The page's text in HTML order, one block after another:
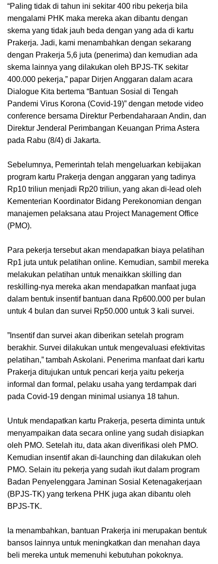
“Paling tidak di tahun ini sekitar 400 ribu pekerja bila
mengalami PHK maka mereka akan dibantu dengan
skema yang tidak jauh beda dengan yang ada di kartu
Prakerja. Jadi, kami menambahkan dengan sekarang
dengan Prakerja 5,6 juta (penerima) dan kemudian ada
skema lainnya yang dilakukan oleh BPJS-TK sekitar
400.000 pekerja,” papar Dirjen Anggaran dalam acara
Dialogue Kita bertema “Bantuan Sosial di Tengah
Pandemi Virus Korona (Covid-19)” dengan metode video
conference bersama Direktur Perbendaharaan Andin, dan
Direktur Jenderal Perimbangan Keuangan Prima Astera
pada Rabu (8/4) di Jakarta.
Sebelumnya, Pemerintah telah mengeluarkan kebijakan
program kartu Prakerja dengan anggaran yang tadinya
Rp10 triliun menjadi Rp20 triliun, yang akan di-lead oleh
Kementerian Koordinator Bidang Perekonomian dengan
manajemen pelaksana atau Project Management Office
(PMO).
Para pekerja tersebut akan mendapatkan biaya pelatihan
Rp1 juta untuk pelatihan online. Kemudian, sambil mereka
melakukan pelatihan untuk menaikkan skilling dan
reskilling-nya mereka akan mendapatkan manfaat juga
dalam bentuk insentif bantuan dana Rp600.000 per bulan
untuk 4 bulan dan survei Rp50.000 untuk 3 kali survei.
”Insentif dan survei akan diberikan setelah program
berakhir. Survei dilakukan untuk mengevaluasi efektivitas
pelatihan,” tambah Askolani. Penerima manfaat dari kartu
Prakerja ditujukan untuk pencari kerja yaitu pekerja
informal dan formal, pelaku usaha yang terdampak dari
pada Covid-19 dengan minimal usianya 18 tahun.
Untuk mendapatkan kartu Prakerja, peserta diminta untuk
menyampaikan data secara online yang sudah disiapkan
oleh PMO. Setelah itu, data akan diverifikasi oleh PMO.
Kemudian insentif akan di-launching dan dilakukan oleh
PMO. Selain itu pekerja yang sudah ikut dalam program
Badan Penyelenggara Jaminan Sosial Ketenagakerjaan
(BPJS-TK) yang terkena PHK juga akan dibantu oleh
BPJS-TK.
Ia menambahkan, bantuan Prakerja ini merupakan bentuk
bansos lainnya untuk meningkatkan dan menahan daya
beli mereka untuk memenuhi kebutuhan pokoknya.